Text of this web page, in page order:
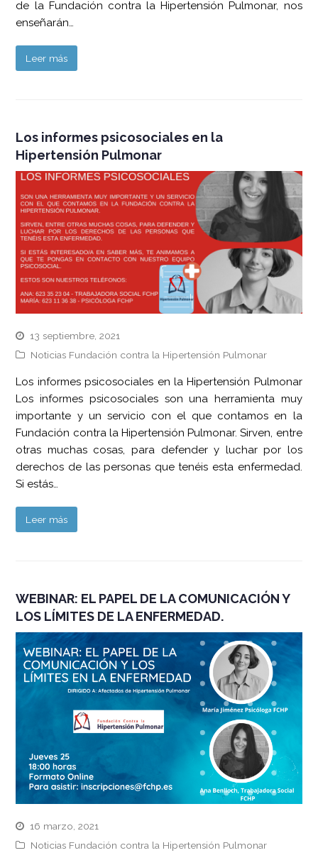
de la Fundación contra la Hipertensión Pulmonar, nos
enseñarán…
Leer más
Los informes psicosociales en la
Hipertensión Pulmonar
13 septiembre, 2021
Noticias Fundación contra la Hipertensión Pulmonar
Los informes psicosociales en la Hipertensión Pulmonar
Los informes psicosociales son una herramienta muy
importante y un servicio con el que contamos en la
Fundación contra la Hipertensión Pulmonar. Sirven, entre
otras muchas cosas, para defender y luchar por los
derechos de las personas que tenéis esta enfermedad.
Si estás…
Leer más
WEBINAR: EL PAPEL DE LA COMUNICACIÓN Y
LOS LÍMITES DE LA ENFERMEDAD.
16 marzo, 2021
Noticias Fundación contra la Hipertensión Pulmonar